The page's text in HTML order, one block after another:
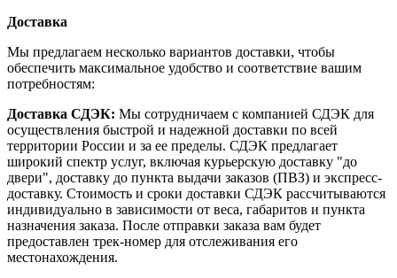
Доставка
Мы предлагаем несколько вариантов доставки, чтобы
обеспечить максимальное удобство и соответствие вашим
потребностям:
Доставка СДЭК: Мы сотрудничаем с компанией СДЭК для
осуществления быстрой и надежной доставки по всей
территории России и за ее пределы. СДЭК предлагает
широкий спектр услуг, включая курьерскую доставку "до
двери", доставку до пункта выдачи заказов (ПВЗ) и экспресс-
доставку. Стоимость и сроки доставки СДЭК рассчитываются
индивидуально в зависимости от веса, габаритов и пункта
назначения заказа. После отправки заказа вам будет
предоставлен трек-номер для отслеживания его
местонахождения.